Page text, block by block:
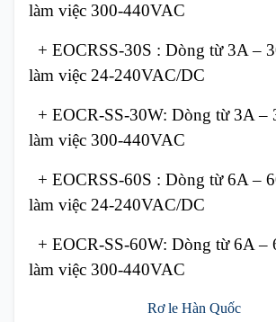
làm việc 300-440VAC
+ EOCRSS-30S : Dòng từ 3A –
làm việc 24-240VAC/DC
+ EOCR-SS-30W: Dòng từ 3A –
làm việc 300-440VAC
+ EOCRSS-60S : Dòng từ 6A –
làm việc 24-240VAC/DC
+ EOCR-SS-60W: Dòng từ 6A –
làm việc 300-440VAC
Rơ le Hàn Quốc